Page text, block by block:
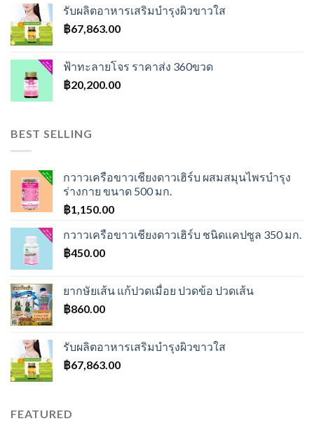
฿600.00.฿550.00.
รับผลิตอาหารเสริมบำรุงผิวขาวใส
฿67,863.00
ฟ้าทะลายโจร ราคาส่ง 360ขวด
฿20,200.00
BEST SELLING
กวาวเครือขาวเชียงดาวเฮิร์บ ผสมสมุนไพรบำรุง
ร่างกาย ขนาด 500 มก.
฿1,150.00
กวาวเครือขาวเชียงดาวเฮิร์บ ชนิดเเคปซูล 350 มก.
฿450.00
ยากษัยเส้น แก้ปวดเมื่อย ปวดข้อ ปวดเส้น
฿860.00
รับผลิตอาหารเสริมบำรุงผิวขาวใส
฿67,863.00
FEATURED